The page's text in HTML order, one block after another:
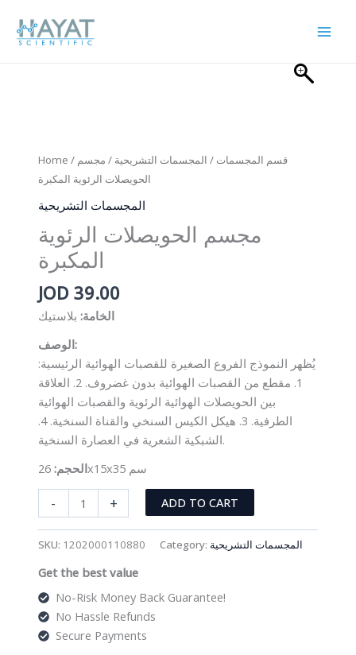
content
Home / قسم المجسمات / المجسمات التشريحية / مجسم
الحويصلات الرئوية المكبرة
المجسمات التشريحية
مجسم الحويصلات الرئوية
المكبرة
JOD 39.00
الخامة: بلاستيك
الوصف:
يُظهر النموذج الفروع الصغيرة للقصبات الهوائية الرئيسية:
1. مقطع من القصبات الهوائية بدون غضروف. 2. العلاقة
بين الحويصلات الهوائية الرئوية والقصبات الهوائية
الطرفية. 3. هيكل الكيس السنخي والقناة السنخية. 4.
الشبكية الشعرية في العصارة السنخية.
الحجم:
26x15x35 سم
-
الحويصلات
quantity
+ ADD TO CART
SKU: 1202000110880 Category: المجسمات التشريحية
Get the best value
No-Risk Money Back Guarantee!
No Hassle Refunds
Secure Payments